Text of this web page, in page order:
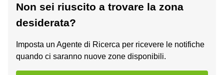
Non sei riuscito a trovare la zona
desiderata?
Imposta un Agente di Ricerca per ricevere le notifiche
quando ci saranno nuove zone disponibili.